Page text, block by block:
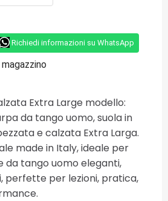
Richiedi informazioni su WhatsApp
Extra Large modello:
da tango uomo, suola in
e calzata Extra Larga.
made in Italy, ideale per
da tango uomo eleganti,
perfette per lezioni, pratica,